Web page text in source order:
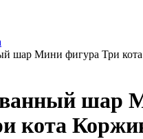
шар Мини фигура Три
шар
кота